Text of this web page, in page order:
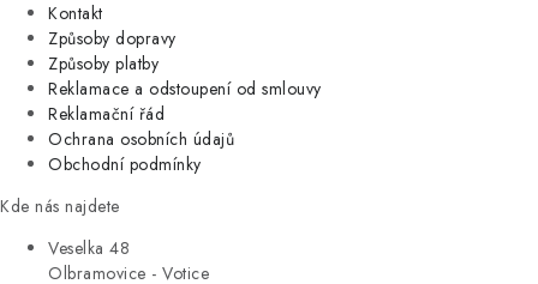
Kontakt
Způsoby dopravy
Způsoby platby
Reklamace a odstoupení od smlouvy
Reklamační řád
Ochrana osobních údajů
Obchodní podmínky
Kde nás najdete
Veselka 48
Olbramovice - Votice
KUCHYNĚ
ORGANIZACE
DOMÁCNOST
ÚKLID
VÝPRODEJ